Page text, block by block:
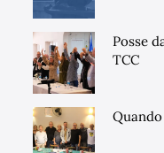
Posse
TCC